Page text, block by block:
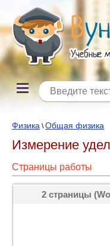
Физика \Общая физика
Измерение
Страницы работы
2 страницы